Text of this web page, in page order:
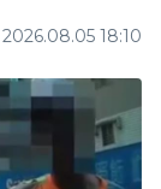
2026.08.05 18:10